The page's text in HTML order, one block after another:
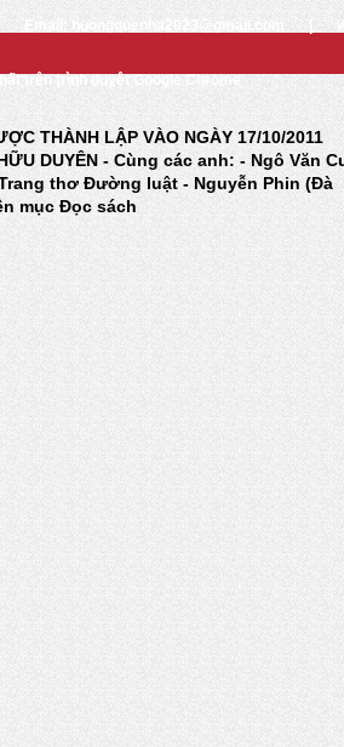
Email: huongquenha2023@gmail.com
trên trình duyệt Google Chrome
THÀNH LẬP VÀO NGÀY 17/10/2011
DUYÊN - Cùng các anh: - Ngô Văn
thơ Đường luật - Nguyễn Phin (Đà
mục Đọc sách